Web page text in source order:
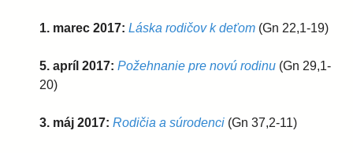
1. marec 2017: Láska rodičov k deťom (Gn 22,1-19)
5. apríl 2017: Požehnanie pre novú rodinu (Gn 29,1-
20)
3. máj 2017: Rodičia a súrodenci (Gn 37,2-11)